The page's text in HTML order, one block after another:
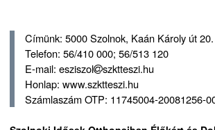
Címünk: 5000 Szolnok, Kaán Károly út 20.
Telefon: 56/410 000; 56/513 120
E-mail: esziszol
szktteszi.hu
Honlap: www.szktteszi.hu
Számlaszám OTP: 11745004-20081256-